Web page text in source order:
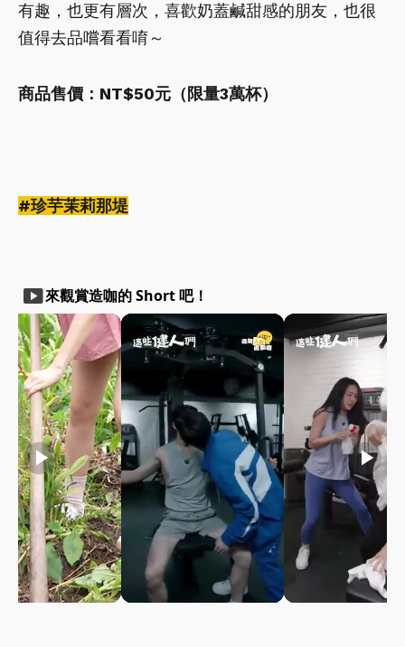
有趣，也更有層次，喜歡奶蓋鹹甜感的朋友，也很
值得去品嚐看看唷～
商品售價：NT$50元（限量3萬杯）
#珍芋茉莉那堤
smart_display來觀賞造咖的 Short 吧！
play_arrow play_arrow play_arrow